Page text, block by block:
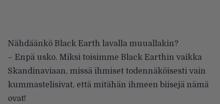
Nähdäänkö Black Earth lavalla muuallakin?
– Enpä usko. Miksi toisimme Black Earthin vaikka
Skandinaviaan, missä ihmiset todennäköisesti vain
kummastelisivat, että mitähän ihmeen biisejä nämä
ovat!